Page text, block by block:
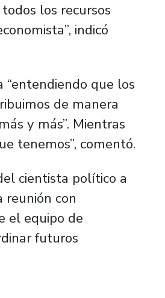
los recursos
indicó
“entendiendo que los
de manera
y más”. Mientras
tenemos”, comentó.
cientista político a
reunión con
el equipo de
futuros